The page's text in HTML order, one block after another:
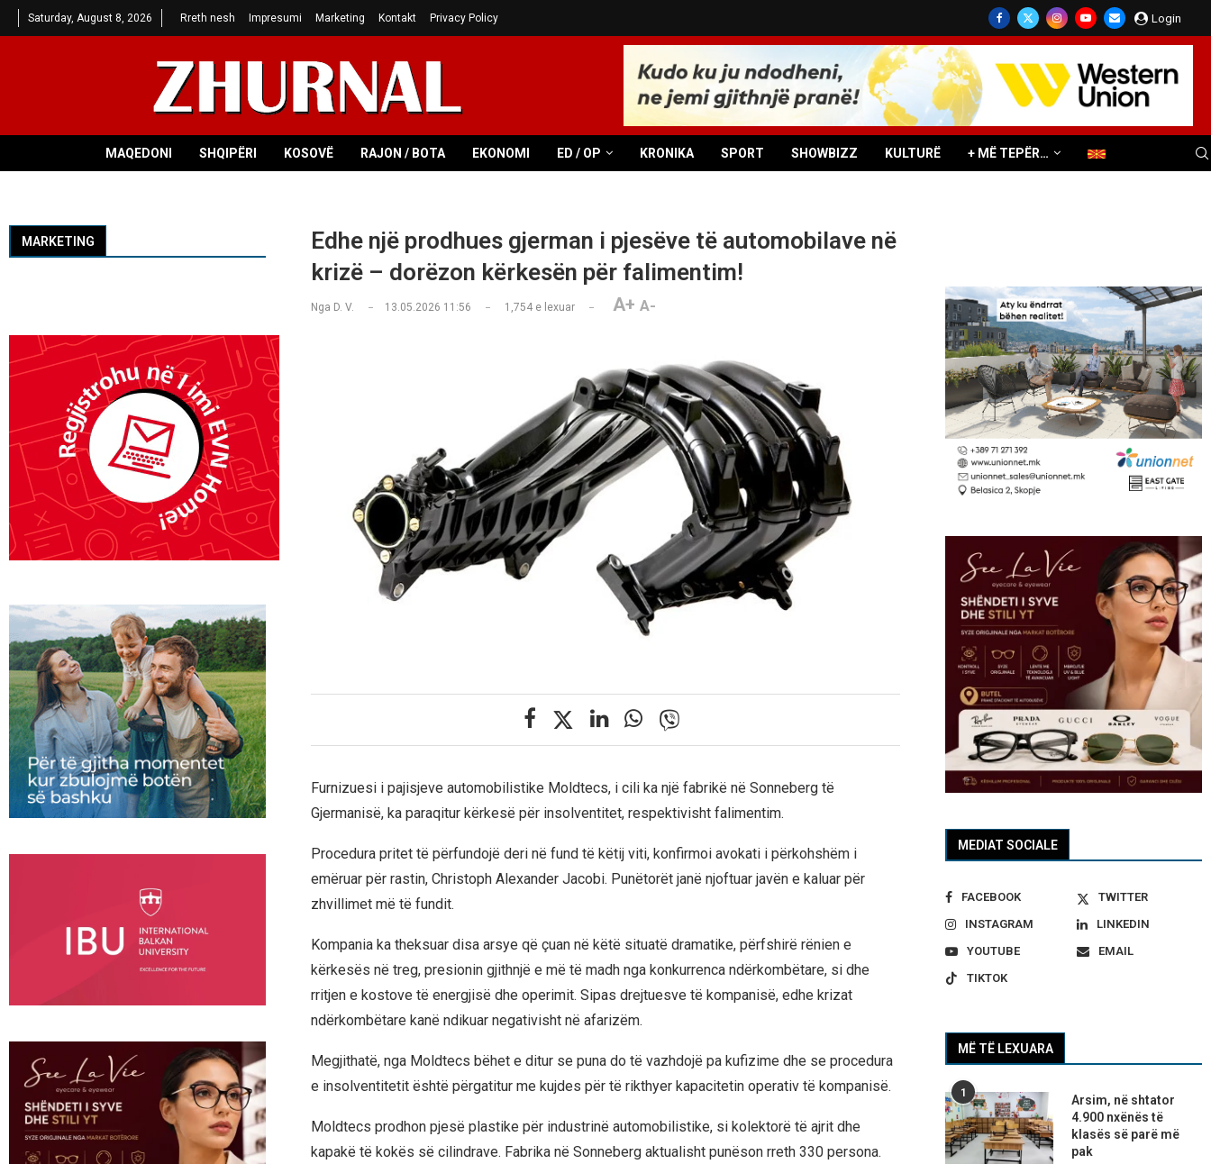
Saturday, August 8, 2026 Rreth nesh Impresumi Marketing Kontakt Privacy Policy Login
MAQEDONI SHQIPËRI KOSOVË RAJON / BOTA EKONOMI ED / OP KRONIKA SPORT SHOWBIZZ KULTURË + MË TEPËR…
Edhe një prodhues gjerman i pjesëve të automobilave në
krizë – dorëzon kërkesën për falimentim!
Nga D. V. 13.05.2026 11:56 1,754e lexuar A+ A-
Furnizuesi i pajisjeve automobilistike Moldtecs, i cili ka një fabrikë në Sonneberg të
Gjermanisë, ka paraqitur kërkesë për insolventitet, respektivisht falimentim.
Procedura pritet të përfundojë deri në fund të këtij viti, konfirmoi avokati i përkohshëm i
emëruar për rastin, Christoph Alexander Jacobi. Punëtorët janë njoftuar javën e kaluar për
zhvillimet më të fundit.
Kompania ka theksuar disa arsye që çuan në këtë situatë dramatike, përfshirë rënien e
kërkesës në treg, presionin gjithnjë e më të madh nga konkurrenca ndërkombëtare, si dhe
rritjen e kostove të energjisë dhe operimit. Sipas drejtuesve të kompanisë, edhe krizat
ndërkombëtare kanë ndikuar negativisht në afarizëm.
Megjithatë, nga Moldtecs bëhet e ditur se puna do të vazhdojë pa kufizime dhe se procedura
e insolventitetit është përgatitur me kujdes për të rikthyer kapacitetin operativ të kompanisë.
Moldtecs prodhon pjesë plastike për industrinë automobilistike, si kolektorë të ajrit dhe
kapakë të kokës së cilindrave. Fabrika në Sonneberg aktualisht punëson rreth 330 persona.
MEDIAT SOCIALE
FACEBOOK
TWITTER
INSTAGRAM
LINKEDIN
YOUTUBE
EMAIL
TIKTOK
MË TË LEXUARA
1
Arsim, në shtator
4.900 nxënës të
klasës së parë më
pak
MARKETING